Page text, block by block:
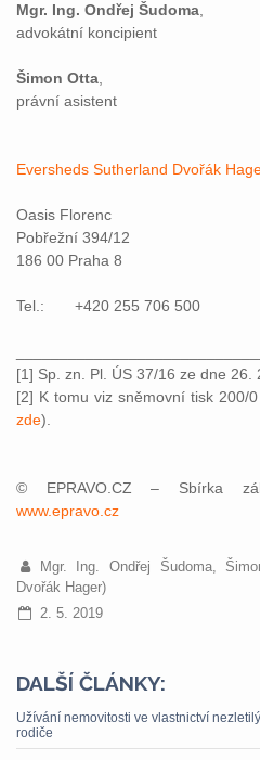
Mgr. Ing. Ondřej Šudoma
advokátní koncipient
Šimon Otta
právní asistent
Eversheds Sutherland Dvořák
Oasis Florenc
Pobřežní 394/12
186 00 Praha 8
Tel.: +420 255 706 500
[1] Sp. zn. Pl. ÚS 37/16 ze dne 26.
[2] K tomu viz sněmovní tisk 200/
zde).
© EPRAVO.CZ – Sbírka
www.epravo.cz
Mgr. Ing. Ondřej Šudoma,
Dvořák Hager)
2. 5. 2019
DALŠÍ ČLÁNKY:
Užívání nemovitosti ve vlastnictví
rodiče